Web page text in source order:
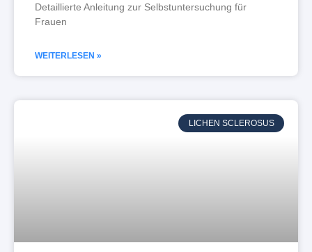
Detaillierte Anleitung zur Selbstuntersuchung für
Frauen
WEITERLESEN »
LICHEN SCLEROSUS